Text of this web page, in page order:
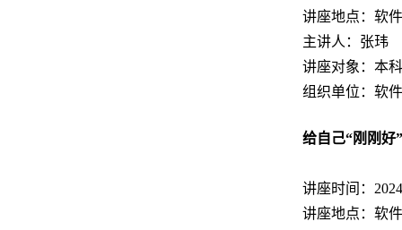
讲座地点：软
主讲人：张玮
讲座对象：本
组织单位：软
给自己“刚刚好
讲座时间：
讲座地点：软